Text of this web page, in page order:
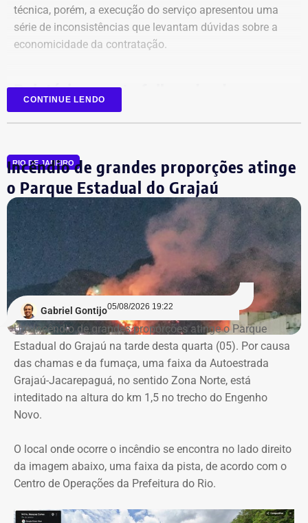
Declaração de bens de Vinícius Cozzolino em 2026 — Foto:
Reprodução/Divulgacand
Declaração de bens de Vinícius Cozzolino em 2022 — Foto:
Reprodução/Divulgacand
técnica, porém, a execução do serviço apresentou uma
série de inconsistências que levantam dúvidas sobre a
economicidade da contratação.
Relatório aponta falhas desde o
planejamento
auditores está a concentração de funções incompatíveis
dentro do processo de contratação. Conforme o relatório,
os mesmos agentes públicos participaram das etapas de
planejamento, julgamento e fiscalização do contrato,
comprometendo a segregação de funções.
A auditoria também aponta indícios de restrição à
competitividade da licitação, observados pela baixa
variação entre as propostas apresentadas pelas
empresas concorrentes, além de falhas na elaboração do
termo de referência.
Outro ponto que chamou a atenção dos técnicos foi a
ausência de critérios objetivos para justificar a
contratação da equipe prevista. Em uma das fases do
projeto, o contrato estimava a atuação de 76
superior a R$ 28 mil. Em alguns casos, como o de
consultores especializados, os valores chegavam a quase
R$ 75 mil por profissional, sem que houvesse justificativa
CONTINUE LENDO
RIO DE JANEIRO
Incêndio de grandes proporções atinge
o Parque Estadual do Grajaú
Gabriel Gontijo05/08/2026 19:22
Um incêndio de grandes proporções atinge o Parque
Estadual do Grajaú na tarde desta quarta (05). Por causa
das chamas e da fumaça, uma faixa da Autoestrada
Grajaú-Jacarepaguá, no sentido Zona Norte, está
inteditado na altura do km 1,5 no trecho do Engenho
Novo.
O local onde ocorre o incêndio se encontra no lado direito
da imagem abaixo, uma faixa da pista, de acordo com o
Centro de Operações da Prefeitura do Rio.